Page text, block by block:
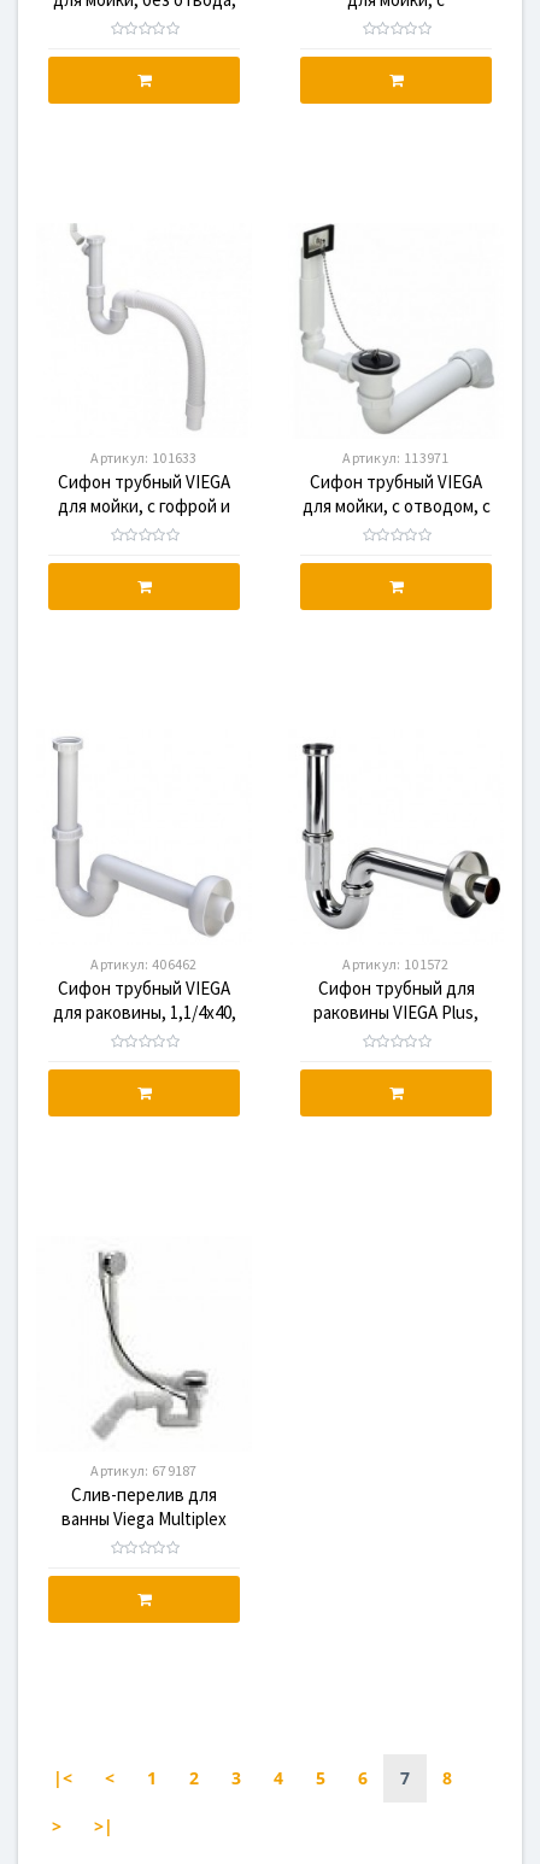
с пробкой на цепочке,
горизонтальным
для шланга, пластик
Артикул: 101633
Сифон трубный VIEGA
для мойки, с гофрой и
патрубком для шланга,
Артикул: 113971
Сифон трубный VIEGA
для мойки, с отводом, с
пробкой на цепочке,
Артикул: 406462
Сифон трубный VIEGA
для раковины, 1,1/4x40,
пластик
Артикул: 101572
Сифон трубный для
раковины VIEGA Plus,
хром, 1,1/4x1,1/4
Артикул: 679187
Слив-перелив для
ванны Viega Multiplex
Trio 560мм с
|< < 1 2 3 4 5 6 7 8
> >|